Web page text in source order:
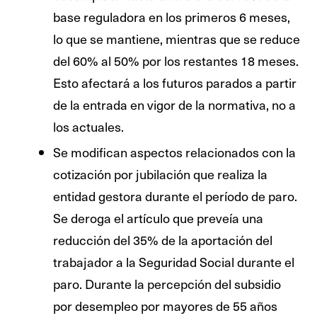
base reguladora en los primeros 6 meses,
lo que se mantiene, mientras que se reduce
del 60% al 50% por los restantes 18 meses.
Esto afectará a los futuros parados a partir
de la entrada en vigor de la normativa, no a
los actuales.
Se modifican aspectos relacionados con la
cotización por jubilación que realiza la
entidad gestora durante el período de paro.
Se deroga el artículo que preveía una
reducción del 35% de la aportación del
trabajador a la Seguridad Social durante el
paro. Durante la percepción del subsidio
por desempleo por mayores de 55 años